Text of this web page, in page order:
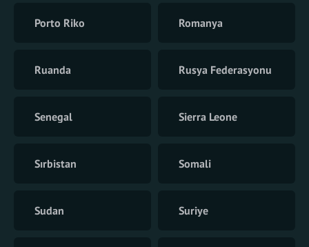
Porto Riko Romanya
Ruanda Rusya Federasyonu
Senegal Sierra Leone
Sırbistan Somali
Sudan Suriye